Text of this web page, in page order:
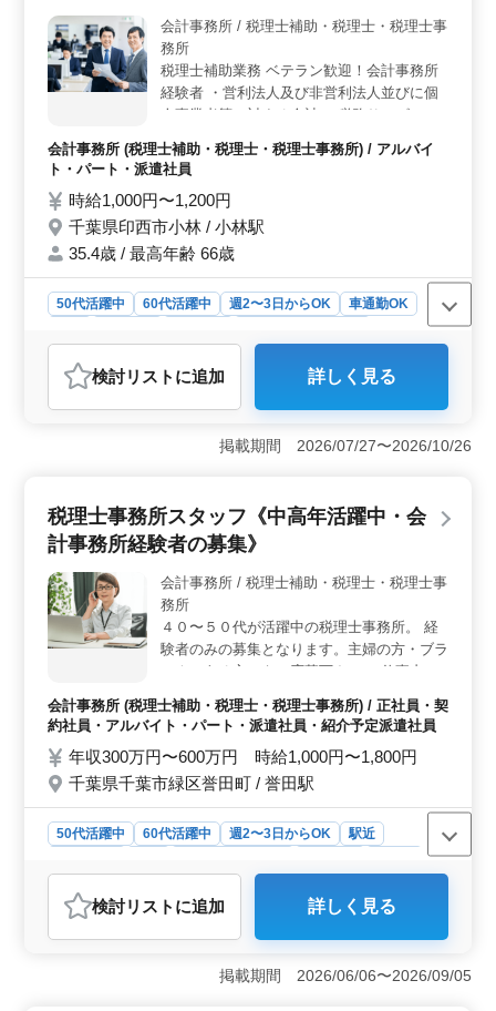
＞ マイカー通勤が可能です。交通費実費支給（上限な
し）や賞与があり、各種保険完備で安心して勤務できる
待遇がそろっています。
会計事務所 / 税理士補助・税理士・税理士事
務所
税理士補助業務 ベテラン歓迎！会計事務所
経験者 ・営利法人及び非営利法人並びに個
人事業者等に対する会計・ 税務サービスの
務経験者優遇！パートスタッフの募集ですの
で、就業日数ご相談下さい。
会計事務所 (税理士補助・税理士・税理士事務所) / アルバイ
ト・パート・派遣社員
時給1,000円〜1,200円
千葉県印西市小林 / 小林駅
35.4歳 / 最高年齢 66歳
50代活躍中 60代活躍中 週2〜3日からOK
車通勤OK
おすすめポイント
＜経験者優遇の仕事内容＞ 会計事務所経験者に向けた
税理士補助業務です。営利法人や非営利法人への会計・
税務サービス提供や人事サービスなど、幅広い業務に携
す。また、車通勤OKなので、通勤にも便利です。 ＜
安定した雇用と労働環境＞ 時給1,000円〜1,200円とい
に、労災保険が完備されており、安心して働ける環境が
整っています。
検討リスト に追加 詳しく見る
掲載期間 2026/07/27〜2026/10/26
税理士事務所スタッフ《中高年活躍中・会
計事務所経験者の募集》
会計事務所 / 税理士補助・税理士・税理士事
務所
４０〜５０代が活躍中の税理士事務所。 経
験者のみの募集となります。主婦の方・ブラ
ンクのある方でもご応募下さい！ 仕事内容
計算 ・決算、税務申告業務 愉快なスタッフ
と一緒に働きませんか？ 土日祝休み。他・
夏季休暇年末年始休暇あり。 税理士の方優
遇致します。
会計事務所 (税理士補助・税理士・税理士事務所) / 正社員・契
約社員・アルバイト・パート・派遣社員・紹介予定派遣社員
年収300万円〜600万円 時給1,000円〜1,800円
千葉県千葉市緑区誉田町 / 誉田駅
50代活躍中 60代活躍中 週2〜3日からOK
駅近
紹介予定派遣社員
アルバイト・パート
会計事務所
おすすめポイント
＜経験者優遇＞ 会計事務所での実務経験が豊富な方を
検討リスト に追加 詳しく見る
掲載期間 2026/06/06〜2026/09/05